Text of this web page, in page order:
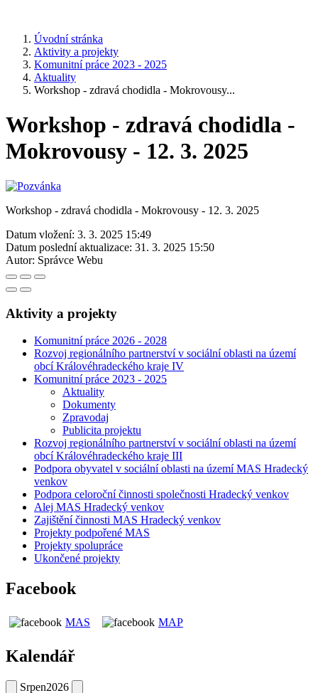
Úvodní stránka
Aktivity a projekty
Komunitní práce 2023 - 2025
Aktuality
Workshop - zdravá chodidla - Mokrovousy...
Workshop - zdravá chodidla -
Mokrovousy - 12. 3. 2025
Workshop - zdravá chodidla - Mokrovousy - 12. 3. 2025
Datum vložení: 3. 3. 2025 15:49
Datum poslední aktualizace: 31. 3. 2025 15:50
Autor: Správce Webu
Aktivity a projekty
Komunitní práce 2026 - 2028
Rozvoj regionálního partnerství v sociální oblasti na území
obcí Královéhradeckého kraje IV
Komunitní práce 2023 - 2025
Aktuality
Dokumenty
Zpravodaj
Publicita projektu
Rozvoj regionálního partnerství v sociální oblasti na území
obcí Královéhradeckého kraje III
Podpora obyvatel v sociální oblasti na území MAS Hradecký
venkov
Podpora celoroční činnosti společnosti Hradecký venkov
Alej MAS Hradecký venkov
Zajištění činnosti MAS Hradecký venkov
Projekty podpořené MAS
Projekty spolupráce
Ukončené projekty
Facebook
MAS MAP
Kalendář
Srpen2026